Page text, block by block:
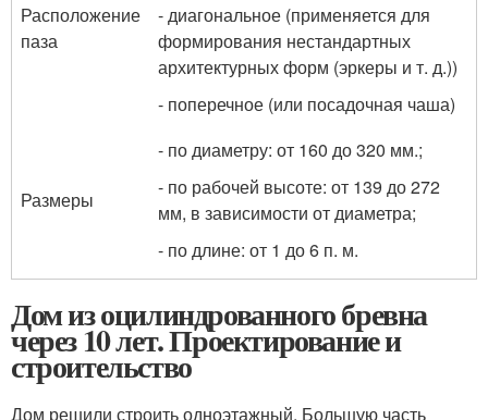
Расположение
паза
- диагональное (применяется для
формирования нестандартных
архитектурных форм (эркеры и т. д.))
- поперечное (или посадочная чаша)
Размеры
- по диаметру: от 160 до 320 мм.;
- по рабочей высоте: от 139 до 272
мм, в зависимости от диаметра;
- по длине: от 1 до 6 п. м.
Дом из оцилиндрованного бревна
через 10 лет. Проектирование и
строительство
Дом решили строить одноэтажный. Большую часть